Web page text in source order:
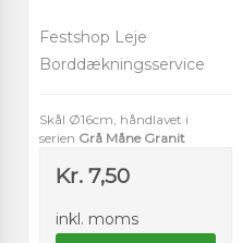
Festshop Leje
Borddækningsservice
Skål Ø16cm, håndlavet i
serien Grå Måne Granit
Kr. 7,50
inkl. moms